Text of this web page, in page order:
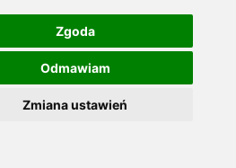
Zgoda
Odmawiam
Zmiana ustawień